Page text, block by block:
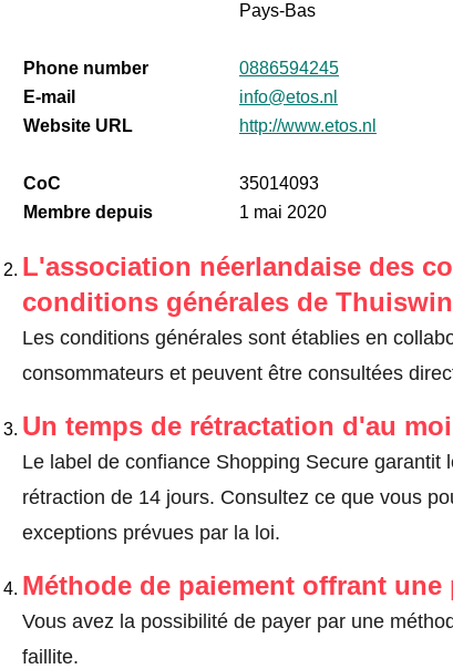
Pays-Bas
Phone number
0886594245
E-mail
info@etos.nl
Website URL
http://www.etos.nl
CoC
35014093
Membre depuis
1 mai 2020
L'association néerlandaise des
conditions générales de
Les conditions générales sont établies en
consommateurs et peuvent être consultées
Un temps de rétractation d'au
Le label de confiance Shopping Secure
rétraction de 14 jours. Consultez ce que vous
exceptions prévues par la loi.
Méthode de paiement offrant
Vous avez la possibilité de payer par une
faillite.